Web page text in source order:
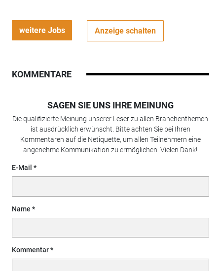
weitere Jobs Anzeige schalten
KOMMENTARE
SAGEN SIE UNS IHRE MEINUNG
Die qualifizierte Meinung unserer Leser zu allen Branchenthemen
ist ausdrücklich erwünscht. Bitte achten Sie bei Ihren
Kommentaren auf die Netiquette, um allen Teilnehmern eine
angenehme Kommunikation zu ermöglichen. Vielen Dank!
E-Mail
Name
Kommentar